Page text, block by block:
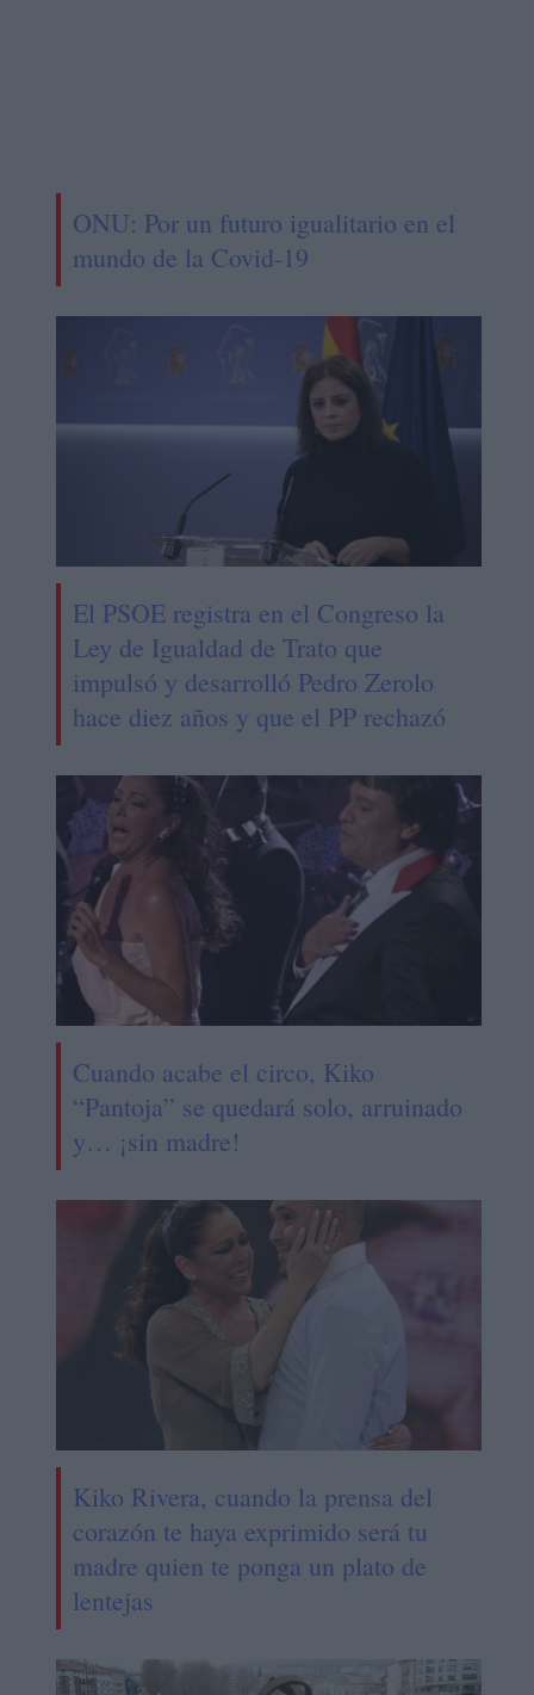
ONU: Por un futuro igualitario en el
mundo de la Covid-19
El PSOE registra en el Congreso la
Ley de Igualdad de Trato que
impulsó y desarrolló Pedro Zerolo
hace diez años y que el PP rechazó
Cuando acabe el circo, Kiko
“Pantoja” se quedará solo, arruinado
y… ¡sin madre!
Kiko Rivera, cuando la prensa del
corazón te haya exprimido será tu
madre quien te ponga un plato de
lentejas